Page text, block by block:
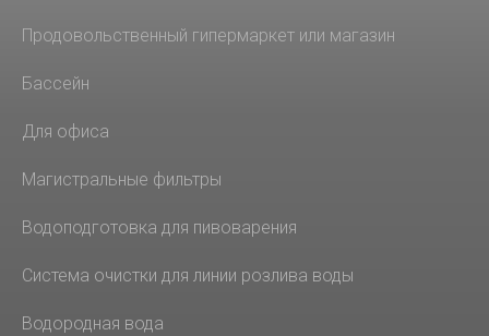
Продовольственный гипермаркет или магазин
Бассейн
Для офиса
Магистральные фильтры
Водоподготовка для пивоварения
Система очистки для линии розлива воды
Водородная вода